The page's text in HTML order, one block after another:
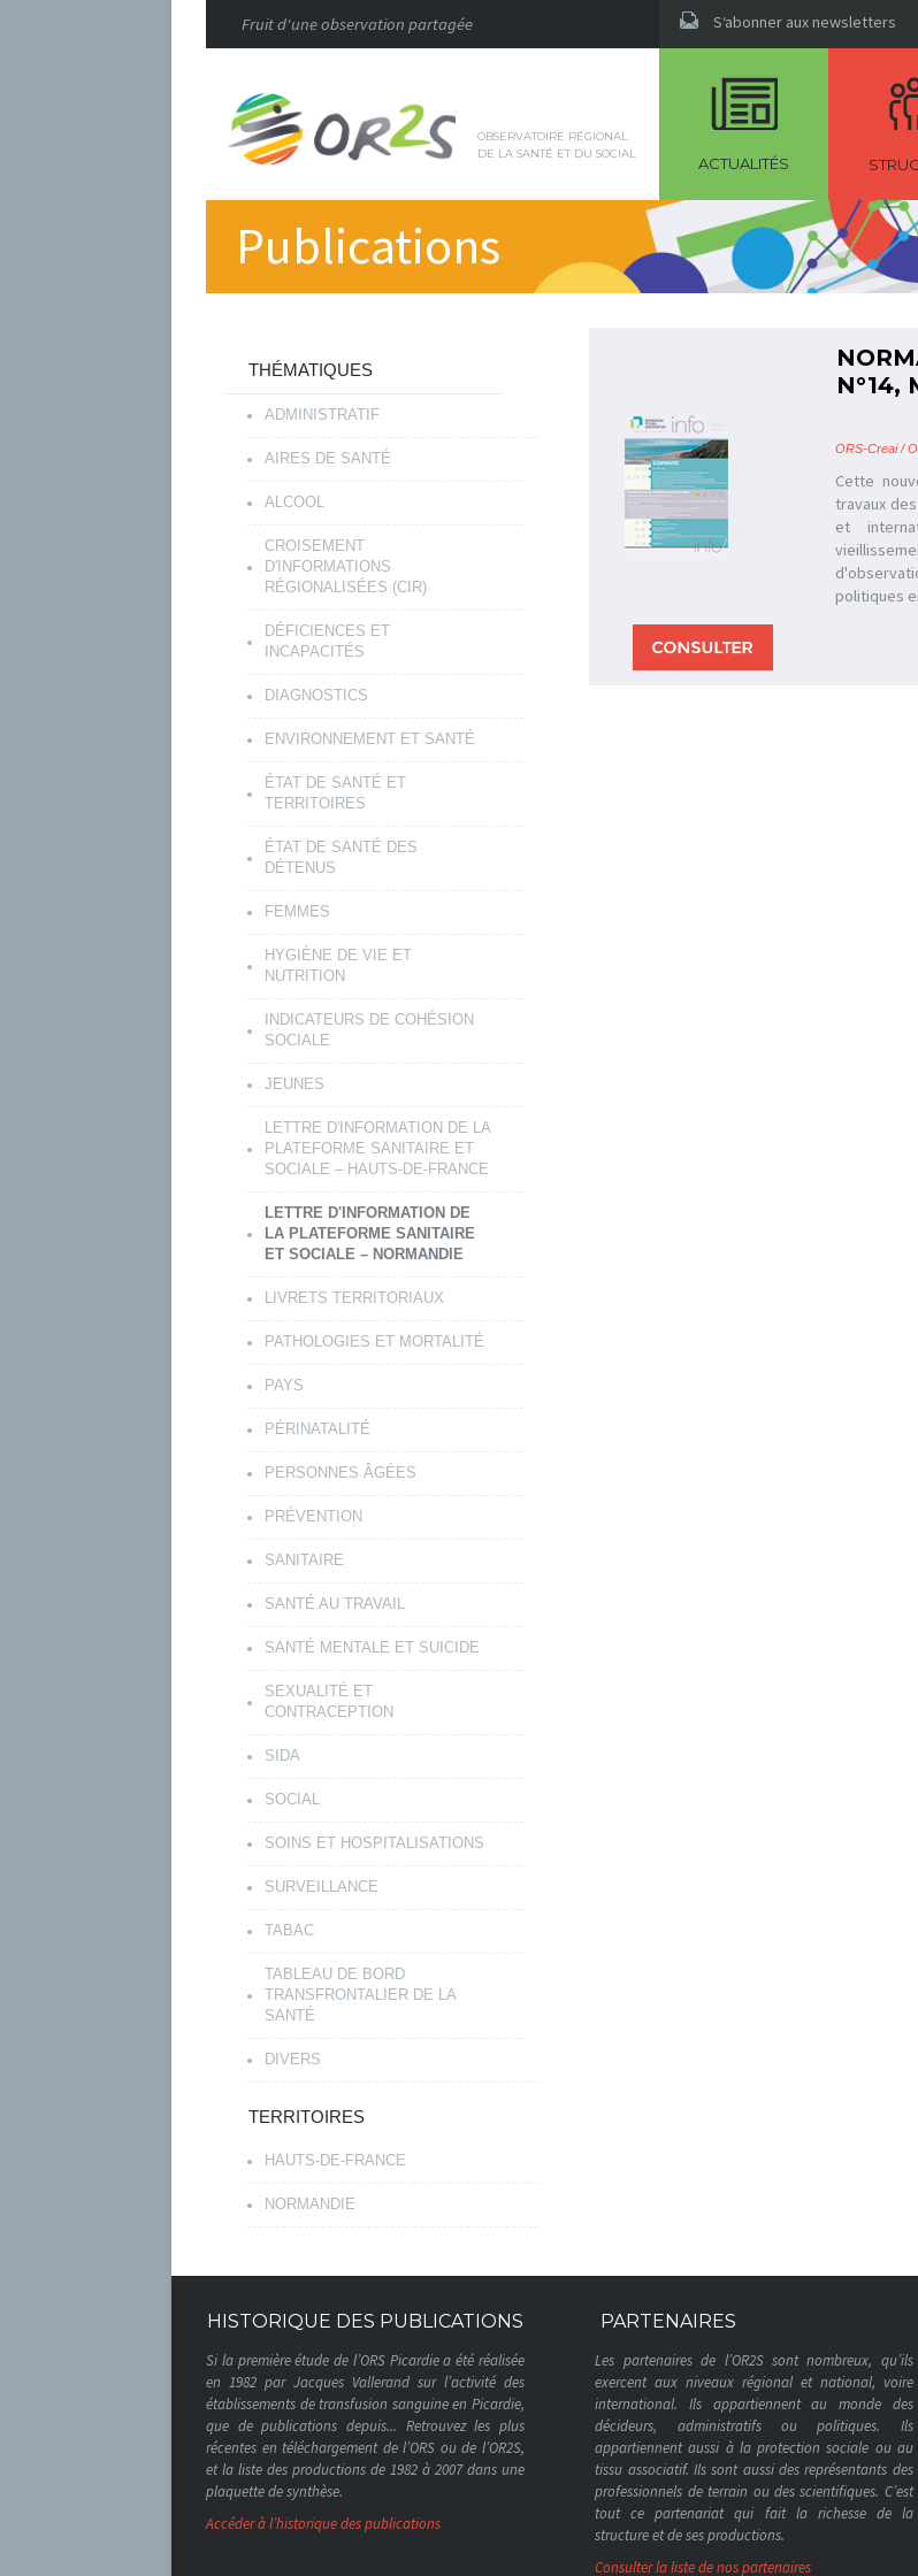
Fruit d'une observation partagée S‘abonner aux newsletters
OBSERVATOIRE RÉGIONAL
DE LA SANTÉ ET DU SOCIAL
ACTUALITÉS
Publications
THÉMATIQUES
ADMINISTRATIF
AIRES DE SANTÉ
ALCOOL
CROISEMENT
D'INFORMATIONS
RÉGIONALISÉES (CIR)
DÉFICIENCES ET
INCAPACITÉS
DIAGNOSTICS
ENVIRONNEMENT ET SANTÉ
ÉTAT DE SANTÉ ET
TERRITOIRES
ÉTAT DE SANTÉ DES
DÉTENUS
FEMMES
HYGIÈNE DE VIE ET
NUTRITION
INDICATEURS DE COHÉSION
SOCIALE
JEUNES
LETTRE D'INFORMATION DE LA
PLATEFORME SANITAIRE ET
SOCIALE – HAUTS-DE-FRANCE
LETTRE D'INFORMATION DE
LA PLATEFORME SANITAIRE
ET SOCIALE – NORMANDIE
LIVRETS TERRITORIAUX
PATHOLOGIES ET MORTALITÉ
PAYS
PÉRINATALITÉ
PERSONNES ÂGÉES
PRÉVENTION
SANITAIRE
SANTÉ AU TRAVAIL
SANTÉ MENTALE ET SUICIDE
SEXUALITÉ ET
CONTRACEPTION
SIDA
SOCIAL
SOINS ET HOSPITALISATIONS
SURVEILLANCE
TABAC
TABLEAU DE BORD
TRANSFRONTALIER DE LA
SANTÉ
DIVERS
TERRITOIRES
HAUTS-DE-FRANCE
NORMANDIE
N°14,
ORS-Creai /
Cette
travaux
et
politiques
HISTORIQUE DES PUBLICATIONS
Si la première étude de l’ORS Picardie a été réalisée
en 1982 par Jacques Vallerand sur l’activité des
établissements de transfusion sanguine en Picardie,
que de publications depuis... Retrouvez les plus
récentes en téléchargement de l’ORS ou de l’OR2S,
et la liste des productions de 1982 à 2007 dans une
plaquette de synthèse.
Accéder à l’historique des publications
PARTENAIRES
Les partenaires de l’OR2S sont nombreux, qu’ils
exercent aux niveaux régional et national, voire
international. Ils appartiennent au monde des
décideurs, administratifs ou politiques. Ils
appartiennent aussi à la protection sociale ou au
tissu associatif. Ils sont aussi des représentants des
professionnels de terrain ou des scientifiques. C’est
tout ce partenariat qui fait la richesse de la
structure et de ses productions.
Consulter la liste de nos partenaires